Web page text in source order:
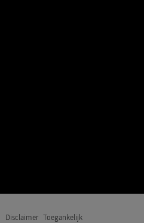
Disclaimer Toegankelijk